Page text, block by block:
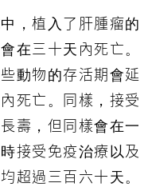
，植入了肝腫瘤的
在三十天內死亡。
動物的存活期會延
死亡。同樣，接受
壽，但同樣會在一
接受免疫治療以及
超過三百六十天。